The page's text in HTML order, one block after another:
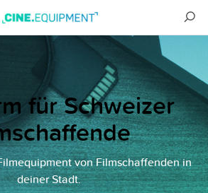
für Schweizer
von Filmschaffenden in
deiner Stadt.